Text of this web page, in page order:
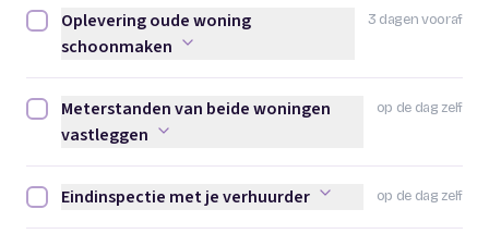
3 dagen vooraf
Oplevering oude woning schoonmaken afvinken
Oplevering oude woning
schoonmaken
op de dag zelf
Meterstanden van beide woningen vastleggen afvinken
Meterstanden van beide woningen
vastleggen
op de dag zelf
Eindinspectie met je verhuurder afvinken
Eindinspectie met je verhuurder